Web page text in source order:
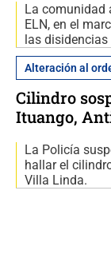
La comunidad
ELN, en el
las disidencias
Alteración al
Cilindro
Ituango,
La Policía
hallar el
Villa Linda.